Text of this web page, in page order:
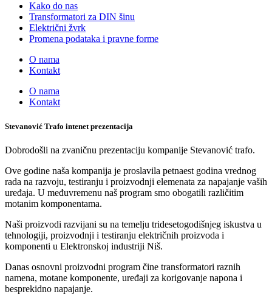
Kako do nas
Transformatori za DIN šinu
Električni žvrk
Promena podataka i pravne forme
O nama
Kontakt
O nama
Kontakt
Stevanović Trafo intenet prezentacija
Dobrodošli na zvaničnu prezentaciju kompanije Stevanović trafo.
Ove godine naša kompanija je proslavila petnaest godina vrednog
rada na razvoju, testiranju i proizvodnji elemenata za napajanje vaših
uređaja. U međuvremenu naš program smo obogatili različitim
motanim komponentama.
Naši proizvodi razvijani su na temelju tridesetogodišnjeg iskustva u
tehnologiji, proizvodnji i testiranju električnih proizvoda i
komponenti u Elektronskoj industriji Niš.
Danas osnovni proizvodni program čine transformatori raznih
namena, motane komponente, uređaji za korigovanje napona i
besprekidno napajanje.